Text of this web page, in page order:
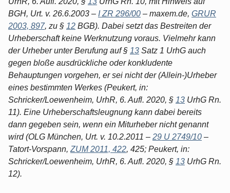
BGH, Urt. v. 26.6.2003 – I ZR 296/00 – maxem.de, GRUR
2003, 897, zu § 12 BGB). Dabei setzt das Bestreiten der
Urheberschaft keine Werknutzung voraus. Vielmehr kann
der Urheber unter Berufung auf § 13 Satz 1 UrhG auch
gegen bloße ausdrückliche oder konkludente
Behauptungen vorgehen, er sei nicht der (Allein-)Urheber
eines bestimmten Werkes (Peukert, in:
Schricker/Loewenheim, UrhR, 6. Aufl. 2020, § 13 UrhG Rn.
11). Eine Urheberschaftsleugnung kann dabei bereits
dann gegeben sein, wenn ein Miturheber nicht genannt
wird (OLG München, Urt. v. 10.2.2011 – 29 U 2749/10 –
Tatort-Vorspann, ZUM 2011, 422, 425; Peukert, in:
Schricker/Loewenheim, UrhR, 6. Aufl. 2020, § 13 UrhG Rn.
12).